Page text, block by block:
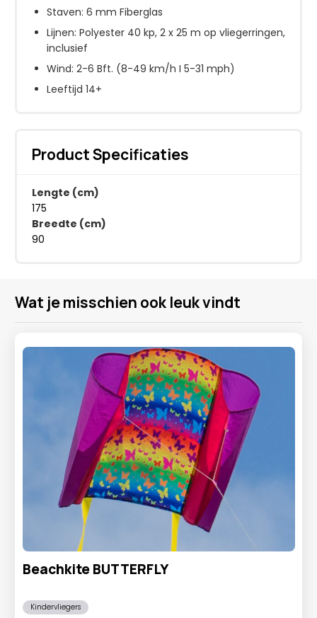
Staven: 6 mm Fiberglas
Lijnen: Polyester 40 kp, 2 x 25 m op vliegerringen,
inclusief
Wind: 2-6 Bft. (8-49 km/h I 5-31 mph)
Leeftijd 14+
Product Specificaties
Lengte (cm)
175
Breedte (cm)
90
Wat je misschien ook leuk vindt
Beachkite BUTTERFLY
Kindervliegers